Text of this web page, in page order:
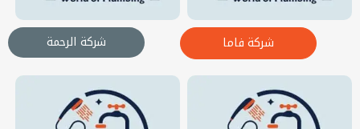
شركة فاما شركة الرحمة